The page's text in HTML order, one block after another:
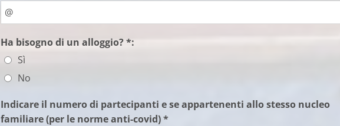
Ha bisogno di un alloggio? *:
Sì
No
Indicare il numero di partecipanti e se appartenenti allo stesso nucleo
familiare (per le norme anti-covid) *